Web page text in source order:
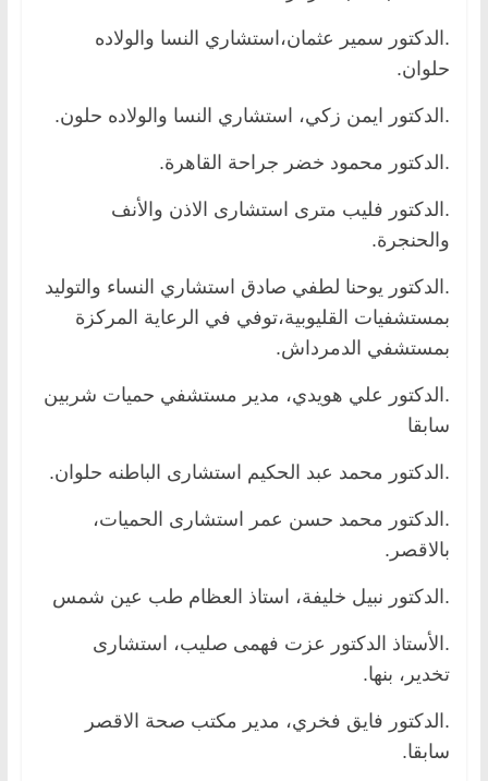
.الدكتور سمير عثمان،استشاري النسا والولاده
حلوان.
.الدكتور ايمن زكي، استشاري النسا والولاده حلون.
.الدكتور محمود خضر جراحة القاهرة.
.الدكتور فليب مترى استشارى الاذن والأنف
والحنجرة.
.الدكتور يوحنا لطفي صادق استشاري النساء والتوليد
بمستشفيات القليوبية،توفي في الرعاية المركزة
بمستشفي الدمرداش.
.الدكتور علي هويدي، مدير مستشفي حميات شربين
سابقا
.الدكتور محمد عبد الحكيم استشارى الباطنه حلوان.
.الدكتور محمد حسن عمر استشارى الحميات،
بالاقصر.
.الدكتور نبيل خليفة، استاذ العظام طب عين شمس
.الأستاذ الدكتور عزت فهمى صليب، استشارى
تخدير، بنها.
.الدكتور فايق فخري، مدير مكتب صحة الاقصر
سابقا.